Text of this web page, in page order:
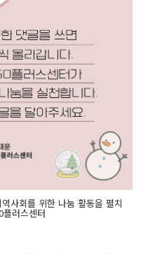
사회를 위한 나눔 활동을 펼치
러스센터